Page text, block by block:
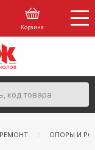
Корзина
ОПОРЫ И